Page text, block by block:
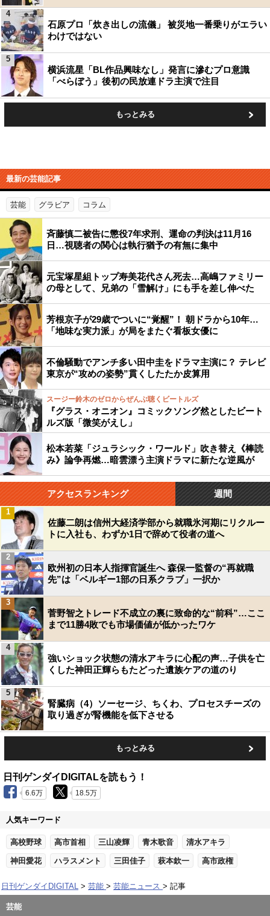
石原プロ「炊き出しの流儀」 被災地一番乗りがエラい
わけではない
4
横浜流星「BL作品興味なし」発言に滲むプロ意識
「べらぼう」後初の民放連ドラ主演で注目
5
もっとみる
最新の芸能記事
芸能 グラビア コラム
斉藤慎二被告に懲役7年求刑、運命の判決は11月16
日…視聴者の関心は執行猶予の有無に集中
元宝塚星組トップ寿美花代さん死去…高嶋ファミリー
の母として、兄弟の「雪解け」にも手を差し伸べた
芳根京子が29歳でついに“覚醒”！ 朝ドラから10年…
「地味な実力派」が局をまたぐ看板女優に
不倫騒動でアンチ多い田中圭をドラマ主演に？ テレビ
東京が“攻めの姿勢”貫くしたたか皮算用
スージー鈴木のゼロからぜんぶ聴くビートルズ
『グラス・オニオン』コミックソング然としたビート
ルズ版「微笑がえし」
松本若菜「ジュラシック・ワールド」吹き替え《棒読
み》論争再燃…暗雲漂う主演ドラマに新たな逆風が
アクセスランキング 週間
佐藤二朗は信州大経済学部から就職氷河期にリクルー
トに入社も、わずか1日で辞めて役者の道へ
1
欧州初の日本人指揮官誕生へ 森保一監督の“再就職
先”は「ベルギー1部の日系クラブ」一択か
2
菅野智之トレード不成立の裏に致命的な“前科”…ここ
まで11勝4敗でも市場価値が低かったワケ
3
強いショック状態の清水アキラに心配の声…子供を亡
くした神田正輝らもたどった遺族ケアの道のり
4
腎臓病（4）ソーセージ、ちくわ、プロセスチーズの
取り過ぎが腎機能を低下させる
5
もっとみる
日刊ゲンダイDIGITALを読もう！
6.6万 18.5万
人気キーワード
高校野球 高市首相 三山凌輝 青木歌音 清水アキラ
神田愛花 ハラスメント 三田佳子 萩本欽一 高市政権
日刊ゲンダイDIGITAL 芸能 芸能ニュース 記事
芸能